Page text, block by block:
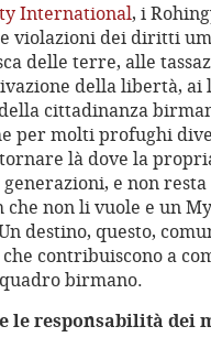
International, i
violazioni dei diritti
delle terre, alle
della libertà, ai
cittadinanza
per molti profughi
là dove la
e non
che non li vuole e un
destino, questo,
contribuiscono a
birmano.
le responsabilità dei